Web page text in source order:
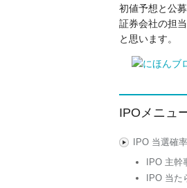
初値予想と公
証券会社の担
と思います。
IPOメニュ
IPO 当選確率
IPO 主幹
IPO 当た